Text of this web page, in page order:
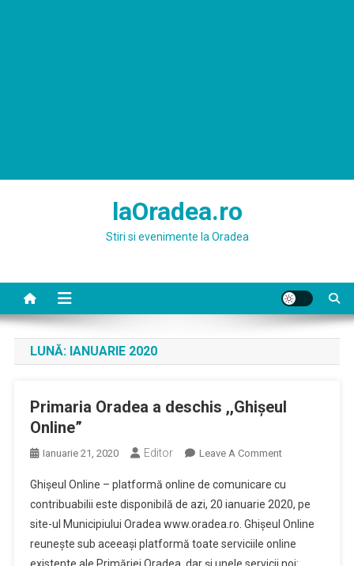
laOradea.ro
Stiri si evenimente la Oradea
LUNĂ: IANUARIE 2020
Primaria Oradea a deschis ,,Ghișeul
Online”
Ianuarie 21, 2020 Editor Leave A CommentOn
Oradea
A
Deschis
,,Ghișeul
Online”
Ghișeul Online – platformă online de comunicare cu
contribuabilii este disponibilă de azi, 20 ianuarie 2020, pe
site-ul Municipiului Oradea www.oradea.ro. Ghișeul Online
reunește sub aceeași platformă toate serviciile online